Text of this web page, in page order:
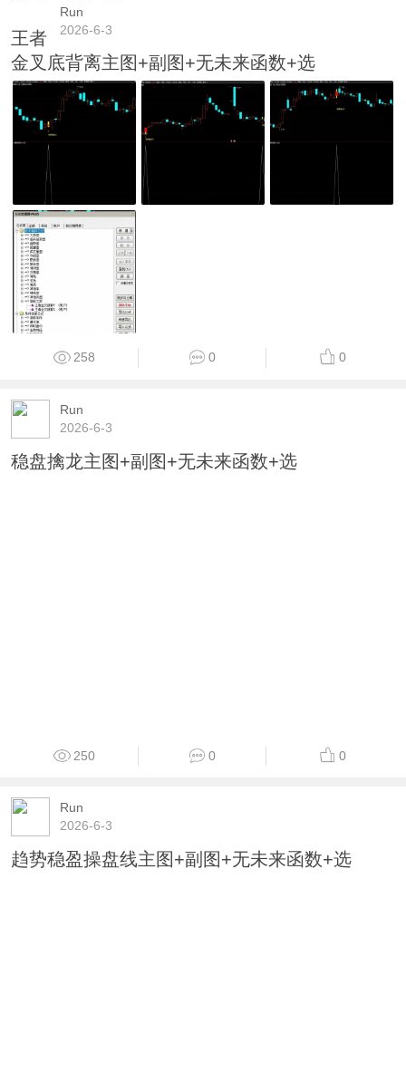
Run
2026-6-3
王者
金叉底背离主图+副图+无未来函数+选
258 0 0
Run
2026-6-3
稳盘擒龙主图+副图+无未来函数+选
250 0 0
Run
2026-6-3
趋势稳盈操盘线主图+副图+无未来函数+选